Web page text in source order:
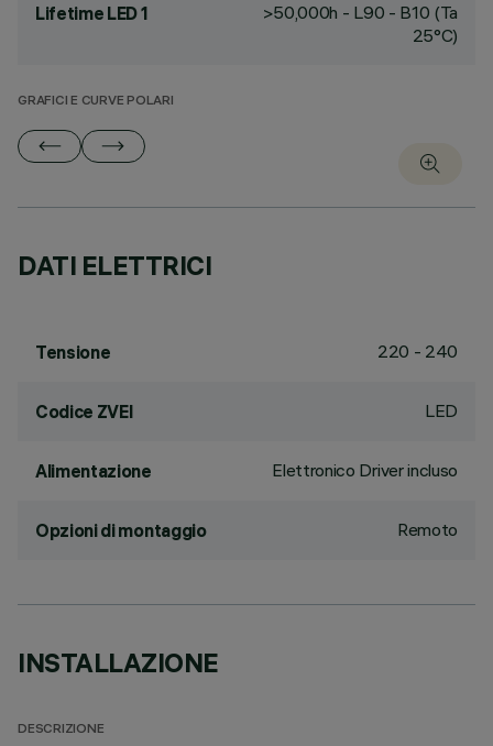
Lifetime LED 1
>50,000h - L90 - B10 (Ta
25°C)
GRAFICI E CURVE POLARI
DATI ELETTRICI
Tensione 220 - 240
Codice ZVEI LED
Alimentazione Elettronico Driver incluso
Opzioni di montaggio Remoto
INSTALLAZIONE
DESCRIZIONE